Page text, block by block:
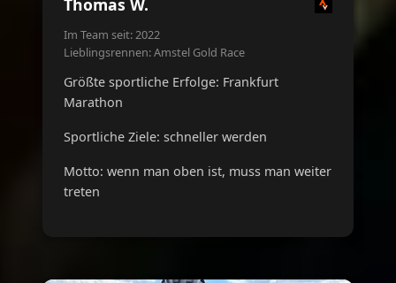
Thomas W.
Im Team seit: 2022
Lieblingsrennen: Amstel Gold Race
Größte sportliche Erfolge: Frankfurt
Marathon
Sportliche Ziele: schneller werden
Motto: wenn man oben ist, muss man weiter
treten